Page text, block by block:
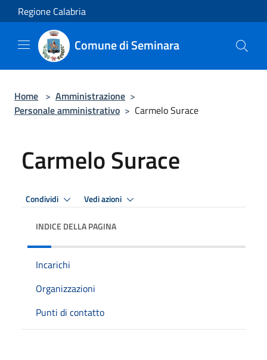
Salta al contenuto principale
Regione Calabria
Comune di Seminara
Home > Amministrazione >
Personale amministrativo > Carmelo Surace
Carmelo Surace
Condividi Vedi azioni
INDICE DELLA PAGINA
Incarichi
Organizzazioni
Punti di contatto